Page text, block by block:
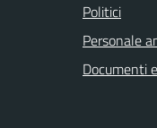
Politici
Personale
Documenti